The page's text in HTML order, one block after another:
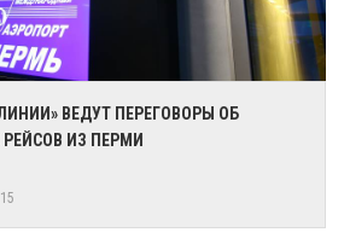
ВЕДУТ ПЕРЕГОВОРЫ ОБ
ИЗ ПЕРМИ